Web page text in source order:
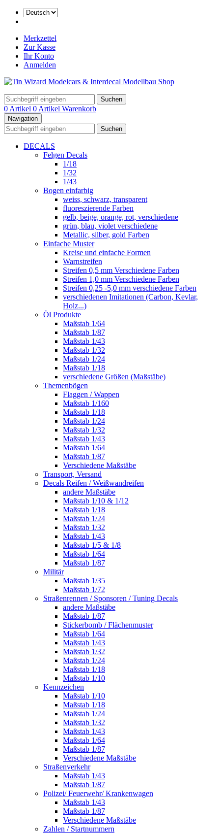
Merkzettel
Zur Kasse
Ihr Konto
Anmelden
Suchen
0 Artikel 0 Artikel Warenkorb
Navigation
Suchen
DECALS
Felgen Decals
1/18
1/32
1/43
Bogen einfarbig
weiss, schwarz, transparent
fluoreszierende Farben
gelb, beige, orange, rot, verschiedene
grün, blau, violet verschiedene
Metallic, silber, gold Farben
Einfache Muster
Kreise und einfache Formen
Warnstreifen
Streifen 0,5 mm Verschiedene Farben
Streifen 1,0 mm Verschiedene Farben
Streifen 0,25 -5,0 mm verschiedene Farben
verschiedenen Imitationen (Carbon, Kevlar,
Holz...)
Öl Produkte
Maßstab 1/64
Maßstab 1/87
Maßstab 1/43
Maßstab 1/32
Maßstab 1/24
Maßstab 1/18
verschiedene Größen (Maßstäbe)
Themenbögen
Flaggen / Wappen
Maßstab 1/160
Maßstab 1/18
Maßstab 1/24
Maßstab 1/32
Maßstab 1/43
Maßstab 1/64
Maßstab 1/87
Verschiedene Maßstäbe
Transport, Versand
Decals Reifen / Weißwandreifen
andere Maßstäbe
Maßstab 1/10 & 1/12
Maßstab 1/18
Maßstab 1/24
Maßstab 1/32
Maßstab 1/43
Maßstab 1/5 & 1/8
Maßstab 1/64
Maßstab 1/87
Militär
Maßstab 1/35
Maßstab 1/72
Straßenrennen / Sponsoren / Tuning Decals
andere Maßstäbe
Maßstab 1/87
Stickerbomb / Flächenmuster
Maßstab 1/64
Maßstab 1/43
Maßstab 1/32
Maßstab 1/24
Maßstab 1/18
Maßstab 1/10
Kennzeichen
Maßstab 1/10
Maßstab 1/18
Maßstab 1/24
Maßstab 1/32
Maßstab 1/43
Maßstab 1/64
Maßstab 1/87
Verschiedene Maßstäbe
Straßenverkehr
Maßstab 1/43
Maßstab 1/87
Polizei/ Feuerwehr/ Krankenwagen
Maßstab 1/43
Maßstab 1/87
Verschiedene Maßstäbe
Zahlen / Startnummern